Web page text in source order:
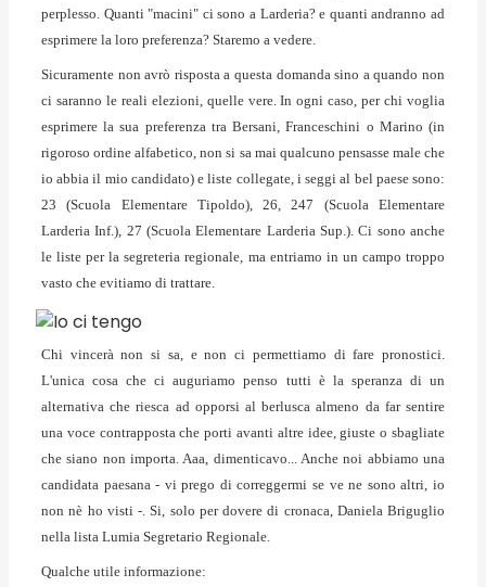
perplesso. Quanti "macini" ci sono a Larderia? e quanti andranno ad
esprimere la loro preferenza? Staremo a vedere.
Sicuramente non avrò risposta a questa domanda sino a quando non
ci saranno le reali elezioni, quelle vere. In ogni caso, per chi voglia
esprimere la sua preferenza tra Bersani, Franceschini o Marino (in
rigoroso ordine alfabetico, non si sa mai qualcuno pensasse male che
io abbia il mio candidato) e liste collegate, i seggi al bel paese sono:
23 (Scuola Elementare Tipoldo), 26, 247 (Scuola Elementare
Larderia Inf.), 27 (Scuola Elementare Larderia Sup.). Ci sono anche
le liste per la segreteria regionale, ma entriamo in un campo troppo
vasto che evitiamo di trattare.
Chi vincerà non si sa, e non ci permettiamo di fare pronostici.
L'unica cosa che ci auguriamo penso tutti è la speranza di un
alternativa che riesca ad opporsi al berlusca almeno da far sentire
una voce contrapposta che porti avanti altre idee, giuste o sbagliate
che siano non importa. Aaa, dimenticavo... Anche noi abbiamo una
candidata paesana - vi prego di correggermi se ve ne sono altri, io
non nè ho visti -. Si, solo per dovere di cronaca, Daniela Briguglio
nella lista Lumia Segretario Regionale.
Qualche utile informazione: